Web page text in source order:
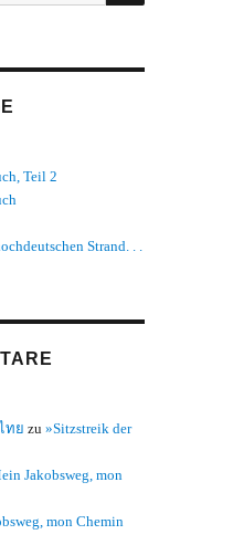
Teil 2
Strand. . .
ทย zu»Sitzstreik der
Jakobsweg, mon
mon Chemin